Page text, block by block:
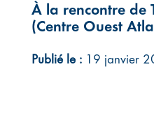
À la rencontre de
(Centre Ouest
Publié le : 19 janvier